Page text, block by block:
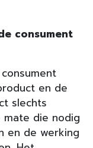
consument
en de
slechts
die nodig
en de werking